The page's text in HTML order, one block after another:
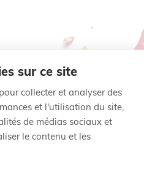
sur ce site
collecter et analyser des
et l'utilisation du site,
de médias sociaux et
le contenu et les